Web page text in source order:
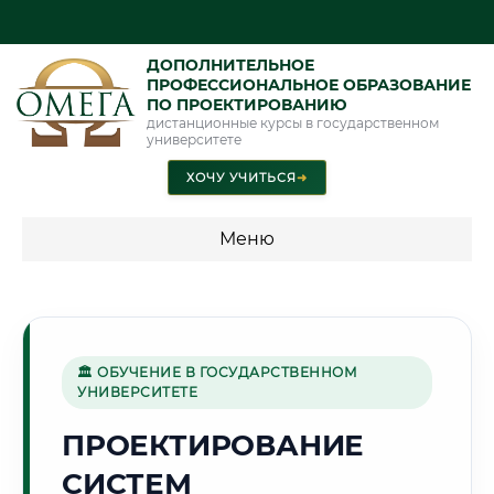
ДОПОЛНИТЕЛЬНОЕ
ПРОФЕССИОНАЛЬНОЕ ОБРАЗОВАНИЕ
ПО ПРОЕКТИРОВАНИЮ
дистанционные курсы в государственном
университете
ХОЧУ УЧИТЬСЯ➜
Меню
⚔️
🏛 ОБУЧЕНИЕ В ГОСУДАРСТВЕННОМ
УНИВЕРСИТЕТЕ
ПРОЕКТИРОВАНИЕ
СИСТЕМ